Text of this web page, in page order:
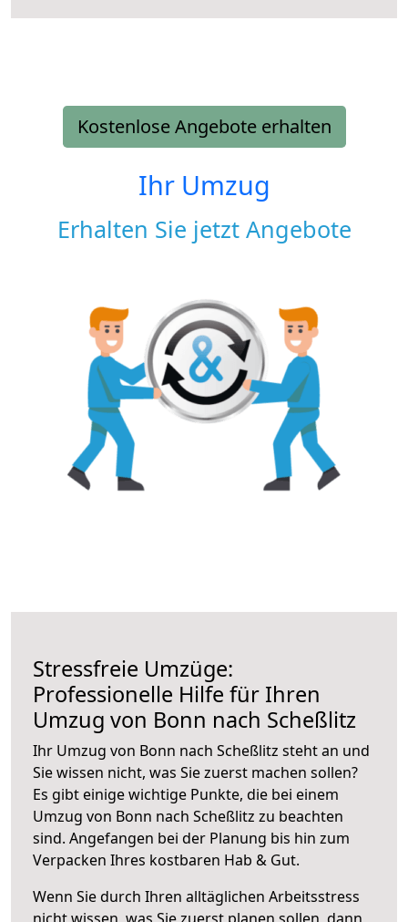
Kostenlose Angebote erhalten
Ihr Umzug
Erhalten Sie jetzt Angebote
Stressfreie Umzüge:
Professionelle Hilfe für Ihren
Umzug von Bonn nach Scheßlitz
Ihr Umzug von Bonn nach Scheßlitz steht an und
Sie wissen nicht, was Sie zuerst machen sollen?
Es gibt einige wichtige Punkte, die bei einem
Umzug von Bonn nach Scheßlitz zu beachten
sind. Angefangen bei der Planung bis hin zum
Verpacken Ihres kostbaren Hab & Gut.
Wenn Sie durch Ihren alltäglichen Arbeitsstress